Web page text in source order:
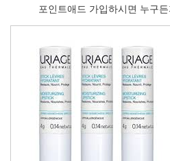
포인트애드 가입하시면 누구